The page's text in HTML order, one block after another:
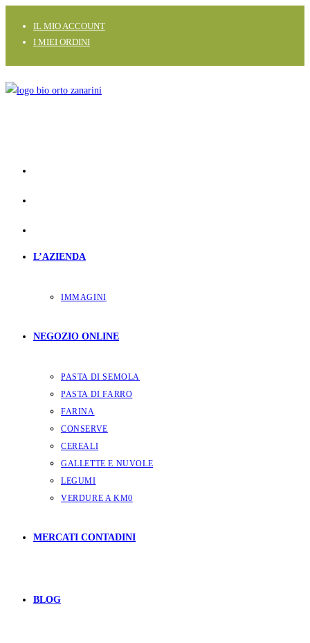
contenuto
IL MIO ACCOUNT
I MIEI ORDINI
L’AZIENDA
IMMAGINI
NEGOZIO ONLINE
PASTA DI SEMOLA
PASTA DI FARRO
FARINA
CONSERVE
CEREALI
GALLETTE E NUVOLE
LEGUMI
VERDURE A KM0
MERCATI CONTADINI
BLOG